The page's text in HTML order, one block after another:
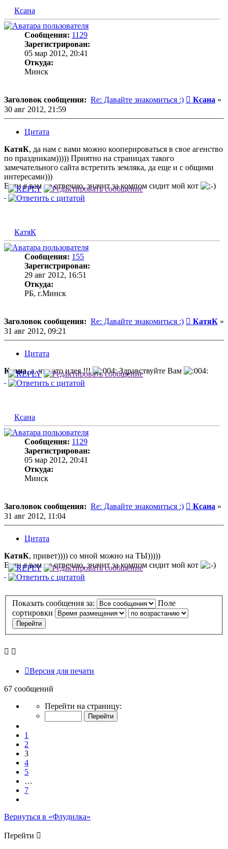
Ксана
Сообщения: 1129
Зарегистрирован:
05 мар 2012, 20:41
Откуда:
Минск
Заголовок сообщения: Re: Давайте знакомиться :) Ксана »
30 авг 2012, 21:59
Цитата
КатяК, да нам с вами можно кооперироваться в свое агенство
по праздникам))))) Приятно на страницах такого
замечательного сайта встретить земляка, да еще и с общими
интересами)))
Если я вам не отвечаю, значит за компом сидит мой кот
КатяК
Сообщения: 155
Зарегистрирован:
29 авг 2012, 16:51
Откуда:
РБ, г.Минск
Заголовок сообщения: Re: Давайте знакомиться :) КатяК »
31 авг 2012, 09:21
Цитата
Ксана, а, что это идея !!! Здравствуйте Вам
Ксана
Сообщения: 1129
Зарегистрирован:
05 мар 2012, 20:41
Откуда:
Минск
Заголовок сообщения: Re: Давайте знакомиться :) Ксана »
31 авг 2012, 11:04
Цитата
КатяК, привет)))) со мной можно на ТЫ)))))
Если я вам не отвечаю, значит за компом сидит мой кот
Показать сообщения за:
Поле
сортировки
Версия для печати
67 сообщений
Страница
7
Перейти на страницу:
1
2
3
4
5
…
7
Вернуться в «Флудилка»
Перейти